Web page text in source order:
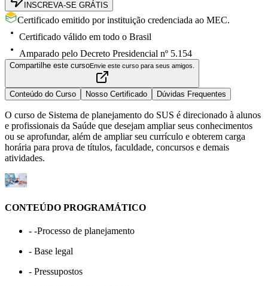
INSCREVA-SE GRÁTIS
Certificado emitido por instituição credenciada ao MEC.
Certificado válido em todo o Brasil
Amparado pelo Decreto Presidencial nº 5.154
Compartilhe este cursoEnvie este curso para seus amigos.
Conteúdo do Curso Nosso Certificado Dúvidas Frequentes
O curso de Sistema de planejamento do SUS é direcionado à alunos
e profissionais da Saúde que desejam ampliar seus conhecimentos
ou se aprofundar, além de ampliar seu currículo e obterem carga
horária para prova de títulos, faculdade, concursos e demais
atividades.
CONTEÚDO PROGRAMÁTICO
- -Processo de planejamento
- Base legal
- Pressupostos